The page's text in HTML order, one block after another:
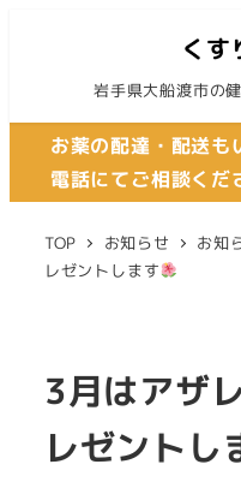
岩手県大船渡市の
お薬の配達・配送も
電話にてご相談くだ
TOP お知らせ お知
レゼントします
3月はアザ
レゼントし